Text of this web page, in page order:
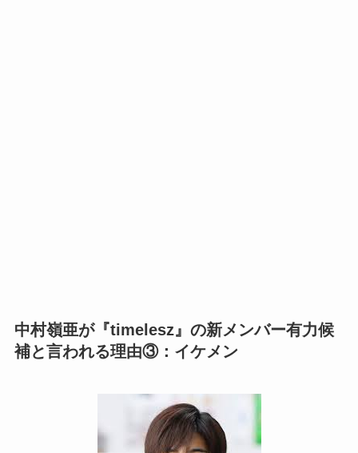
中村嶺亜が『timelesz』の新メンバー有力候
補と言われる理由③：イケメン